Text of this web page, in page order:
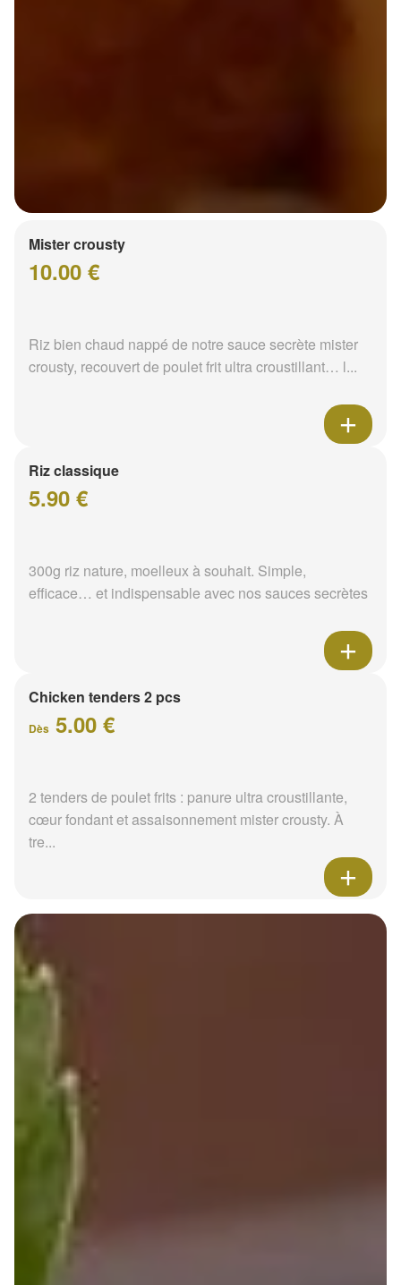
Mister crousty
10.00 €
Riz bien chaud nappé de notre sauce secrète mister
crousty, recouvert de poulet frit ultra croustillant… l...
Riz classique
5.90 €
300g riz nature, moelleux à souhait. Simple,
efficace… et indispensable avec nos sauces secrètes
Chicken tenders 2 pcs
Dès 5.00 €
2 tenders de poulet frits : panure ultra croustillante,
cœur fondant et assaisonnement mister crousty. À
tre...